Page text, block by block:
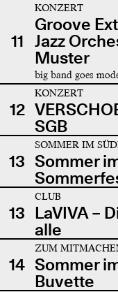
11
KONZERT
Groove
Jazz
Muster
big band goes
12
KONZERT
SGB
13
SOMMER IM
Sommer
13
CLUB
LaVIVA –
alle
14
ZUM
Sommer
Buvette